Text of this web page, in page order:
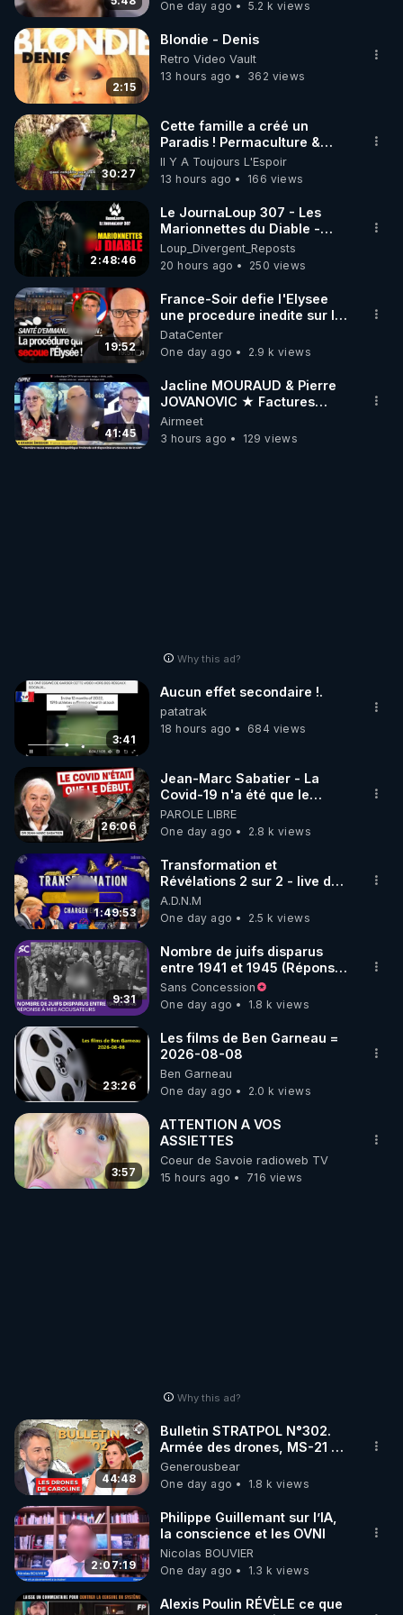
code : REGENERE10
▶ 30 jours gratuit sur l’application de méditation et
de bien-être ENVOL :
Rendez-vous sur https://www.envol.app/code
le code : REGENERE
One day ago
5.2 k views
2:15
Blondie - Denis
Retro Video Vault
13 hours ago
362 views
30:27
Cette famille a créé un
Paradis ! Permaculture &
Autonomie
Il Y A Toujours L'Espoir
13 hours ago
166 views
2:48:46
Le JournaLoup 307 - Les
Marionnettes du Diable -
Loup Divergent 2026.08.07
Loup_Divergent_Reposts
20 hours ago
250 views
19:52
France-Soir defie l'Elysee
une procedure inedite sur la
sante du president - Nexus
DataCenter
One day ago
2.9 k views
41:45
Jacline MOURAUD & Pierre
JOVANOVIC ★ Factures
Impayées : Où Est Passé Le
Pognon ?
Airmeet
3 hours ago
129 views
Why this ad?
3:41
Aucun effet secondaire !.
patatrak
18 hours ago
684 views
26:06
Jean-Marc Sabatier - La
Covid-19 n'a été que le
début - L'ARNm & l'ARNm-aa
jusqu où auront-t-il ?
PAROLE LIBRE
One day ago
2.8 k views
1:49:53
Transformation et
Révélations 2 sur 2 - live du
07/08/26
A.D.N.M
One day ago
2.5 k views
9:31
Nombre de juifs disparus
entre 1941 et 1945 (Réponse
à mes accusateurs)
Sans Concession
One day ago
1.8 k views
23:26
Les films de Ben Garneau =
2026-08-08
Ben Garneau
One day ago
2.0 k views
3:57
ATTENTION A VOS
ASSIETTES
Coeur de Savoie radioweb TV
15 hours ago
716 views
Why this ad?
44:48
Bulletin STRATPOL N°302.
Armée des drones, MS-21 en
série, missiles coréens.
07.08.2026.
Generousbear
One day ago
1.8 k views
2:07:19
Philippe Guillemant sur l’IA,
la conscience et les OVNI
Nicolas BOUVIER
One day ago
1.3 k views
Alexis Poulin RÉVÈLE ce que